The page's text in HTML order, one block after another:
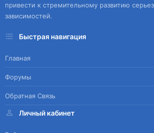
привести к стремительному развитию
зависимостей.
Быстрая навигация
Главная
Форумы
Обратная Связь
Личный кабинет